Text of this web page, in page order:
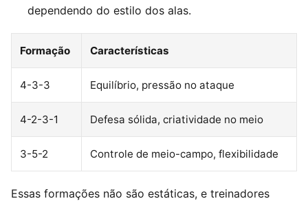
dependendo do estilo dos alas.
Formação Características
4-3-3 Equilíbrio, pressão no ataque
4-2-3-1 Defesa sólida, criatividade no meio
3-5-2 Controle de meio-campo, flexibilidade
Essas formações não são estáticas, e treinadores